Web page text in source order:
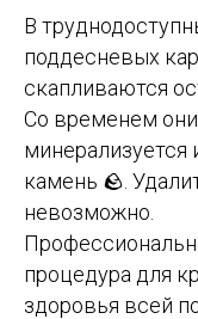
В
поддесневых
скапливаются
Со временем они
минерализуется
камень 🪨.
невозможно.
процедура для
здоровья всей